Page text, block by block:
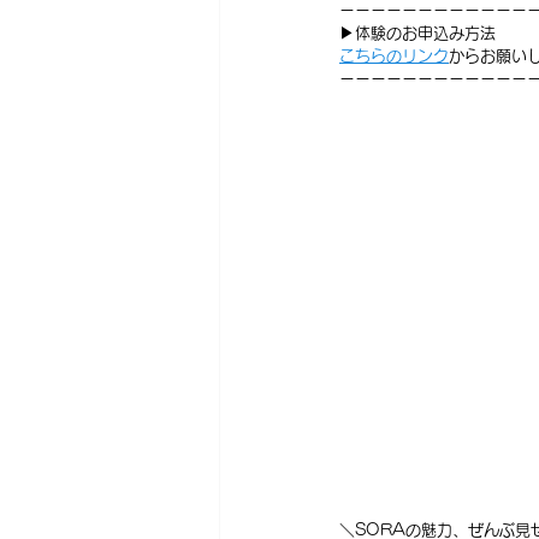
ーーーーーーーーーーーー
▶体験のお申込み方法
⁡こちらのリンクからお願い
ーーーーーーーーーーーー
＼SORAの魅力、ぜんぶ見